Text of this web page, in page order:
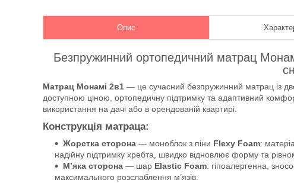
Опис
Безпружинний ортопедичний матрац
Матрац Монамі 2в1 — це сучасний безпружинний матрац із
доступною ціною, ортопедичну підтримку та адаптивний
використання на дачі або в орендованій квартирі.
Конструкція матраца:
Жорстка сторона — моноблок з піни Flexy Foam:
надійну підтримку хребта, швидко відновлює форму та
М’яка сторона — шар Elastic Foam: гіпоалергенна,
максимального розслаблення м’язів.